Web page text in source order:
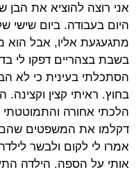
אני רוצה להוציא את הבן
היום בעבודה. ביום שישי
מתגעגעת אליו, אבל
בשבת בצהריים דפקו לי
הסתכלתי בעינית כי לא
בחוץ. ראיתי קצין וקצינה.
הלכתי אחורה
דקלמו את המשפטים שהם
אמרו לי לקום ולבשר
אותי על הספה. הילדה